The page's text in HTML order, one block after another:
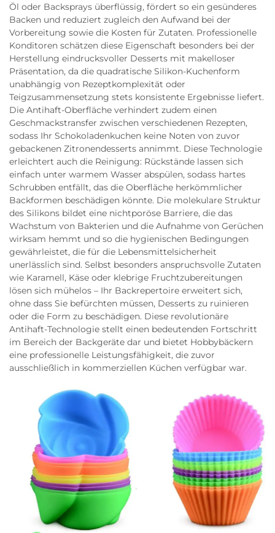
Öl oder Backsprays überflüssig, fördert so ein gesünderes
Backen und reduziert zugleich den Aufwand bei der
Vorbereitung sowie die Kosten für Zutaten. Professionelle
Konditoren schätzen diese Eigenschaft besonders bei der
Herstellung eindrucksvoller Desserts mit makelloser
Präsentation, da die quadratische Silikon-Kuchenform
unabhängig von Rezeptkomplexität oder
Teigzusammensetzung stets konsistente Ergebnisse liefert.
Die Antihaft-Oberfläche verhindert zudem einen
Geschmackstransfer zwischen verschiedenen Rezepten,
sodass Ihr Schokoladenkuchen keine Noten von zuvor
gebackenen Zitronendesserts annimmt. Diese Technologie
erleichtert auch die Reinigung: Rückstände lassen sich
einfach unter warmem Wasser abspülen, sodass hartes
Schrubben entfällt, das die Oberfläche herkömmlicher
Backformen beschädigen könnte. Die molekulare Struktur
des Silikons bildet eine nichtporöse Barriere, die das
Wachstum von Bakterien und die Aufnahme von Gerüchen
wirksam hemmt und so die hygienischen Bedingungen
gewährleistet, die für die Lebensmittelsicherheit
unerlässlich sind. Selbst besonders anspruchsvolle Zutaten
wie Karamell, Käse oder klebrige Fruchtzubereitungen
lösen sich mühelos – Ihr Backrepertoire erweitert sich,
ohne dass Sie befürchten müssen, Desserts zu ruinieren
oder die Form zu beschädigen. Diese revolutionäre
Antihaft-Technologie stellt einen bedeutenden Fortschritt
im Bereich der Backgeräte dar und bietet Hobbybäckern
eine professionelle Leistungsfähigkeit, die zuvor
ausschließlich in kommerziellen Küchen verfügbar war.